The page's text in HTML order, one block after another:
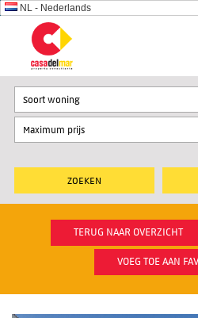
NL - Nederlands
Soort woning
TERUG NAAR OVERZICHT
VOEG TOE AAN